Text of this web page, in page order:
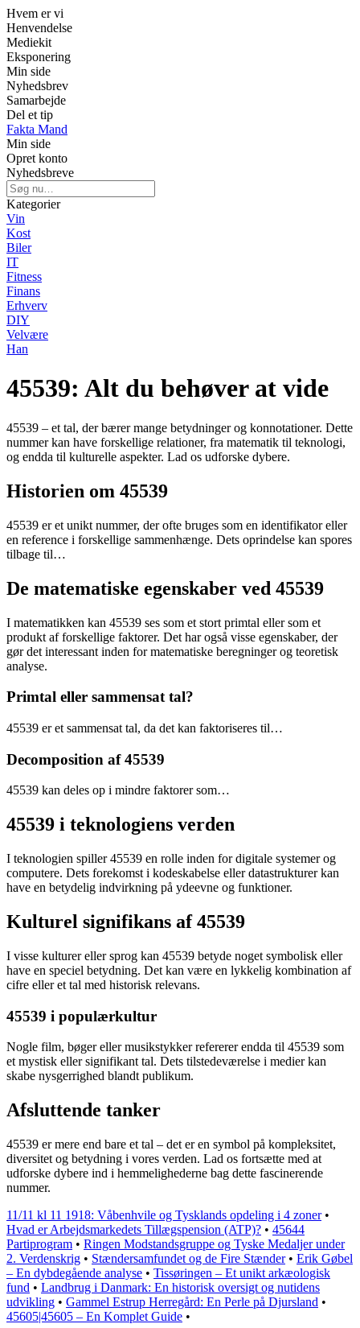
Hvem er vi
Henvendelse
Mediekit
Eksponering
Min side
Nyhedsbrev
Samarbejde
Del et tip
Fakta Mand
Min side
Opret konto
Nyhedsbreve
Kategorier
Vin
Kost
Biler
IT
Fitness
Finans
Erhverv
DIY
Velvære
Han
45539: Alt du behøver at vide
45539 – et tal, der bærer mange betydninger og konnotationer. Dette
nummer kan have forskellige relationer, fra matematik til teknologi,
og endda til kulturelle aspekter. Lad os udforske dybere.
Historien om 45539
45539 er et unikt nummer, der ofte bruges som en identifikator eller
en reference i forskellige sammenhænge. Dets oprindelse kan spores
tilbage til…
De matematiske egenskaber ved 45539
I matematikken kan 45539 ses som et stort primtal eller som et
produkt af forskellige faktorer. Det har også visse egenskaber, der
gør det interessant inden for matematiske beregninger og teoretisk
analyse.
Primtal eller sammensat tal?
45539 er et sammensat tal, da det kan faktoriseres til…
Decomposition af 45539
45539 kan deles op i mindre faktorer som…
45539 i teknologiens verden
I teknologien spiller 45539 en rolle inden for digitale systemer og
computere. Dets forekomst i kodeskabelse eller datastrukturer kan
have en betydelig indvirkning på ydeevne og funktioner.
Kulturel signifikans af 45539
I visse kulturer eller sprog kan 45539 betyde noget symbolisk eller
have en speciel betydning. Det kan være en lykkelig kombination af
cifre eller et tal med historisk relevans.
45539 i populærkultur
Nogle film, bøger eller musikstykker refererer endda til 45539 som
et mystisk eller signifikant tal. Dets tilstedeværelse i medier kan
skabe nysgerrighed blandt publikum.
Afsluttende tanker
45539 er mere end bare et tal – det er en symbol på kompleksitet,
diversitet og betydning i vores verden. Lad os fortsætte med at
udforske dybere ind i hemmelighederne bag dette fascinerende
nummer.
11/11 kl 11 1918: Våbenhvile og Tysklands opdeling i 4 zoner•
Hvad er Arbejdsmarkedets Tillægspension (ATP)? • 45644
Partiprogram • Ringen Modstandsgruppe og Tyske Medaljer under
2. Verdenskrig • Stændersamfundet og de Fire Stænder• Erik Gøbel
– En dybdegående analyse • Tissøringen – Et unikt arkæologisk
fund • Landbrug i Danmark: En historisk oversigt og nutidens
udvikling • Gammel Estrup Herregård: En Perle på Djursland •
45605|45605 – En Komplet Guide •